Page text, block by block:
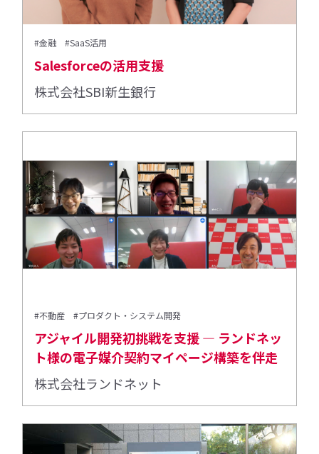
#金融 #SaaS活用
Salesforceの活用支援
株式会社SBI新生銀行
#不動産 #プロダクト・システム開発
アジャイル開発初挑戦を支援 ― ランドネッ
ト様の電子媒介契約マイページ構築を伴走
株式会社ランドネット